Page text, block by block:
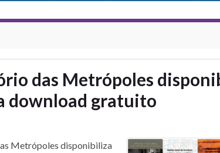
das Metrópoles
download gratuito
Metrópoles disponibiliza